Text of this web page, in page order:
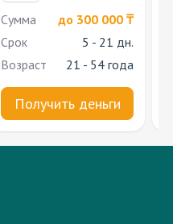
Cумма
до 300 000 ₸
Срок
5 - 21 дн.
Возраст
21 - 54 года
Получить деньги